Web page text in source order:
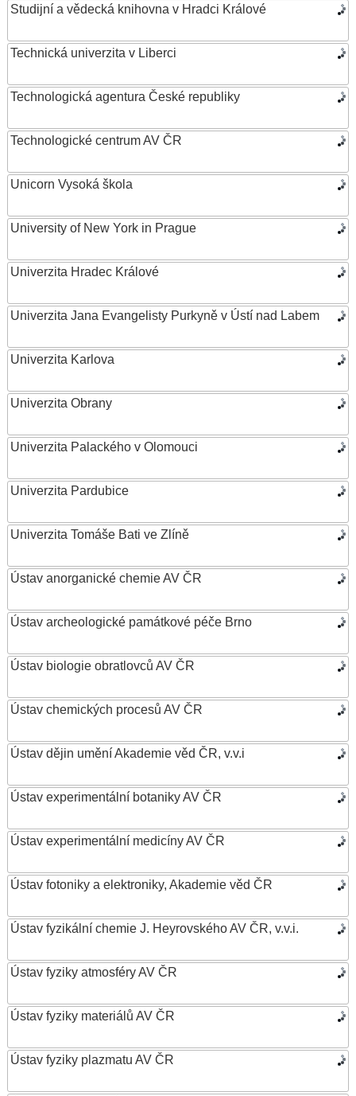
Studijní a vědecká knihovna v Hradci Králové
Technická univerzita v Liberci
Technologická agentura České republiky
Technologické centrum AV ČR
Unicorn Vysoká škola
University of New York in Prague
Univerzita Hradec Králové
Univerzita Jana Evangelisty Purkyně v Ústí nad Labem
Univerzita Karlova
Univerzita Obrany
Univerzita Palackého v Olomouci
Univerzita Pardubice
Univerzita Tomáše Bati ve Zlíně
Ústav anorganické chemie AV ČR
Ústav archeologické památkové péče Brno
Ústav biologie obratlovců AV ČR
Ústav chemických procesů AV ČR
Ústav dějin umění Akademie věd ČR, v.v.i
Ústav experimentální botaniky AV ČR
Ústav experimentální medicíny AV ČR
Ústav fotoniky a elektroniky, Akademie věd ČR
Ústav fyzikální chemie J. Heyrovského AV ČR, v.v.i.
Ústav fyziky atmosféry AV ČR
Ústav fyziky materiálů AV ČR
Ústav fyziky plazmatu AV ČR